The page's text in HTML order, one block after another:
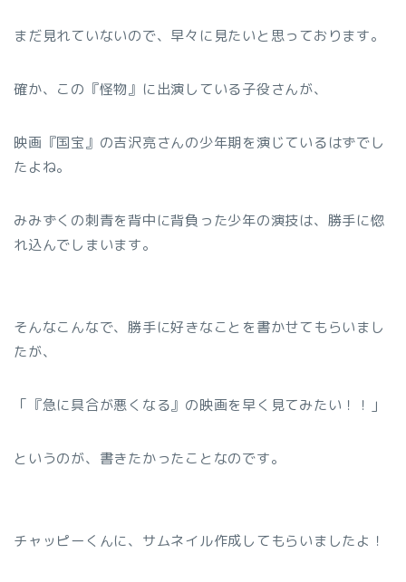
まだ見れていないので、早々に見たいと思っております。
確か、この『怪物』に出演している子役さんが、
映画『国宝』の吉沢亮さんの少年期を演じているはずでし
たよね。
みみずくの刺青を背中に背負った少年の演技は、勝手に惚
れ込んでしまいます。
そんなこんなで、勝手に好きなことを書かせてもらいまし
たが、
「『急に具合が悪くなる』の映画を早く見てみたい！！」
というのが、書きたかったことなのです。
チャッピーくんに、サムネイル作成してもらいましたよ！